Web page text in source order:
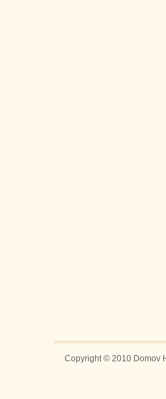
Copyright © 2010 Domov